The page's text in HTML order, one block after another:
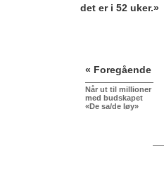
det er i 52 uker.»
« Foregående
Når ut til millioner
med budskapet
«De sa/de løy»